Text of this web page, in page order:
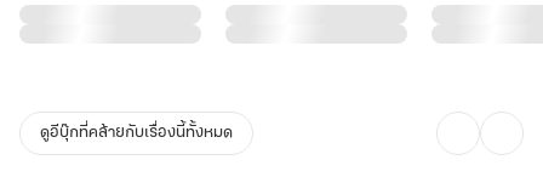
ดูอีบุ๊กที่คล้ายกับเรื่องนี้ทั้งหมด